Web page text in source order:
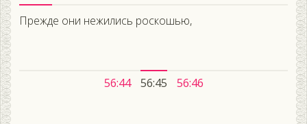
Прежде они нежились роскошью,
56:44 56:45 56:46